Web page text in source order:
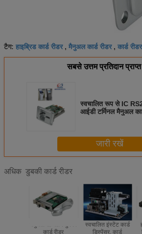
टैग: हाइब्रिड कार्ड रीडर, मैनुअल कार्ड रीडर, कार्ड
सबसे उत्तम प्रतिदान
स्वचालित रूप से IC
आईडी टर्मिनल मैनुअल
जारी रखें
अधिक डुबकी कार्ड रीडर
मैनुअल सम्मिलन डुबकी
कार्ड रीडर
स्वचालित इंस्टेंट कार्ड
डिस्पेंसर, कार्ड